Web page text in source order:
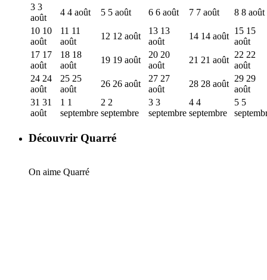
3 3
août
4 4 août 5 5 août 6 6 août 7 7 août 8 8 août
10 10
août
11 11
août
12 12 août
13 13
août
14 14 août
15 15
août
17 17
août
18 18
août
19 19 août
20 20
août
21 21 août
22 22
août
24 24
août
25 25
août
26 26 août
27 27
août
28 28 août
29 29
août
31 31
août
1 1
septembre
2 2
septembre
3 3
septembre
4 4
septembre
5 5
Découvrir Quarré
On aime Quarré